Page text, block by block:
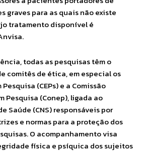
graves para as quais não existe
tratamento disponível é
todas as pesquisas têm o
comitês de ética, em especial os
(CEPs) e a Comissão
Pesquisa (Conep), ligada ao
Saúde (CNS) responsáveis por
e normas para a proteção dos
O acompanhamento visa
física e psíquica dos sujeitos